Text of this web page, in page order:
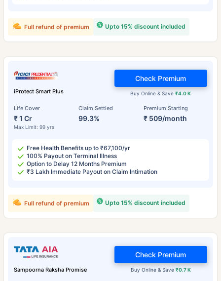
Upto 15% discount included
Full refund of premium
iProtect Smart Plus
Life Cover
₹ 1 Cr
Max Limit: 99 yrs
Claim Settled
99.3%
Premium Starting
₹ 509/month
Buy Online & Save₹4.0 K
Check Premium
Free Health Benefits up to ₹67,100/yr
100% Payout on Terminal Illness
Option to Delay 12 Months Premium
₹3 Lakh Immediate Payout on Claim Intimation
Upto 15% discount included
Full refund of premium
Sampoorna Raksha Promise Buy Online & Save ₹0.7 K
Check Premium